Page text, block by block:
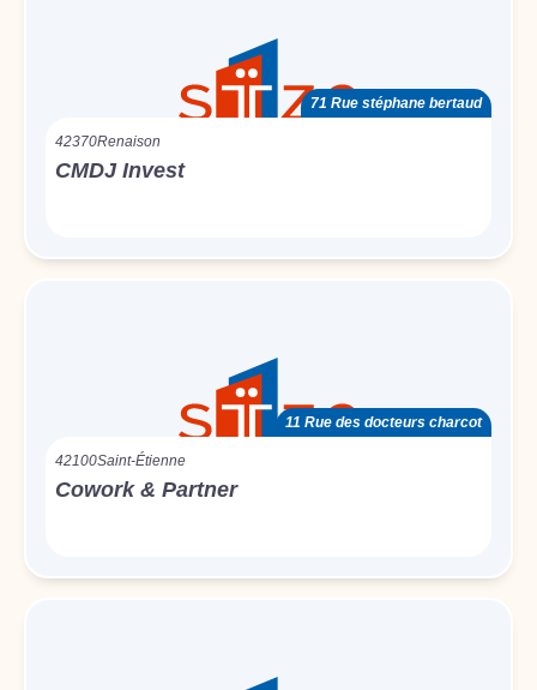
71 Rue stéphane bertaud
42370Renaison
CMDJ Invest
11 Rue des docteurs charcot
42100Saint-Étienne
Cowork & Partner